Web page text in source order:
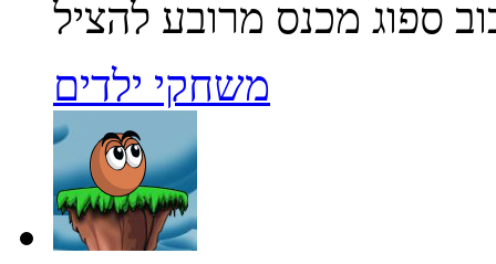
משחקי ילדים